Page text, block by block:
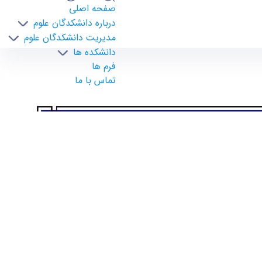
صفحه اصلی
درباره دانشکدگان علوم
مدیریت دانشکدگان علوم
دانشکده ها
فرم ها
تماس با ما